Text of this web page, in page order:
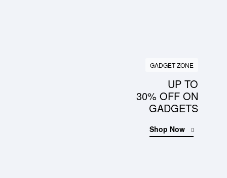
GADGET ZONE
UP TO
30% OFF ON
GADGETS
Shop Now